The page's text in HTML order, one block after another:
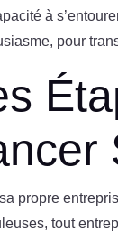
à
pour
propre
tout